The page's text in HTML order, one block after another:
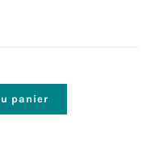
panier